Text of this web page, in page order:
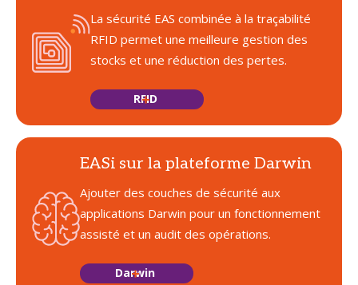
La sécurité EAS combinée à la traçabilité
RFID permet une meilleure gestion des
stocks et une réduction des pertes.
RFID
EASi sur la plateforme Darwin
Ajouter des couches de sécurité aux
applications Darwin pour un fonctionnement
assisté et un audit des opérations.
Darwin